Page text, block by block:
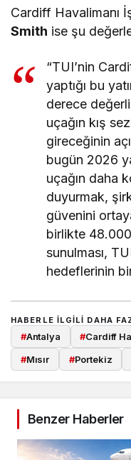
Cardiff Havalimanı
Smith ise şu
“TUI’nin
yaptığı bu
derece
uçağın kış
gireceğinin
bugün 2026
uçağın daha
duyurmak,
güvenini
birlikte
sunulması,
hedeflerinin
HABERLE ILGILI DAHA
#Antalya #Cardiff
#Mısır #Portekiz
Benzer Haberler